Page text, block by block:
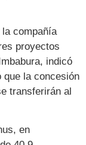
compañía
proyectos
indicó
que la concesión
transferirán al
en